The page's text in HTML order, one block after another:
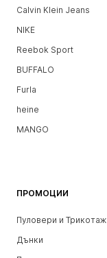
Calvin Klein Jeans
NIKE
Reebok Sport
BUFFALO
Furla
heine
MANGO
ПРОМОЦИИ
Пуловери и Трикотаж
Дънки